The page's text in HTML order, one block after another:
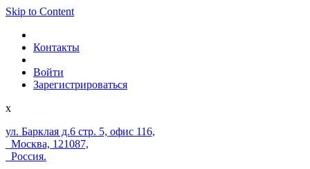
Skip to Content
Контакты
Войти
Зарегистрироваться
x
ул. Барклая д.6 стр. 5, офис 116,
Москва, 121087,
Россия.